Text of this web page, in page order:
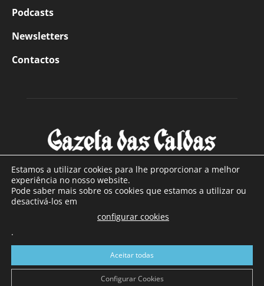
Podcasts
Newsletters
Contactos
SOBRE NÓS
Com sede nas Caldas da Rainha e mais de 90 anos de
a sul de distrito de Leiria, com mais de 40.000 leitores por
toda a região Oeste. Jornal com distribuição em Portugal
Continental e assinatura online.
Estamos a utilizar cookies para lhe proporcionar a melhor
experiência no nosso website.
Pode saber mais sobre os cookies que estamos a utilizar ou
desactivá-los em
configurar cookies
.
Aceitar todas
Configurar Cookies